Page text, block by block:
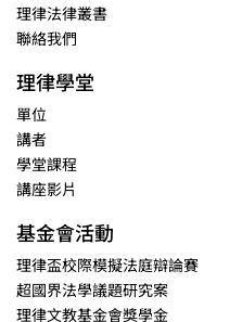
理律法律叢書
聯絡我們
理律學堂
單位
講者
學堂課程
講座影片
基金會活動
理律盃校際模擬法庭辯論賽
超國界法學議題研究案
理律文教基金會獎學金